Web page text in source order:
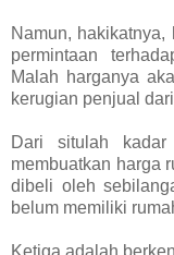
Namun,
permintaan
Malah harganya
kerugian penjual
Dari situlah
membuatkan harga
dibeli oleh
belum memiliki
Ketiga adalah